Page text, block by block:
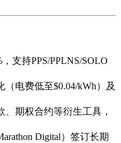
，支持PPS/PPLNS/SOLO
（电费低至$0.04/kWh）及
、期权合约等衍生工具，
Digital）签订长期